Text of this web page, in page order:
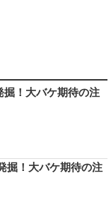
掘！大バケ期待の注
掘！大バケ期待の注